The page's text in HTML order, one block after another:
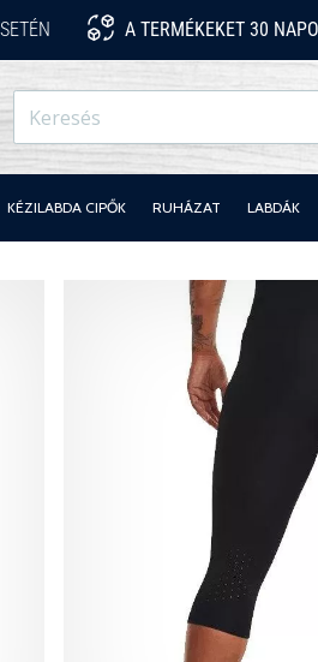
A TERMÉKEKET 30
KÉZILABDA CIPŐK RUHÁZAT LABDÁK